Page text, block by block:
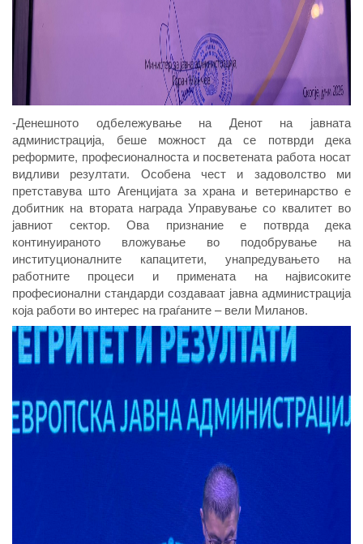
-Денешното одбележување на Денот на јавната
администрација, беше можност да се потврди дека
реформите, професионалноста и посветената работа носат
видливи резултати.
Особена чест и задоволство ми
претставува што Агенцијата за храна и ветеринарство е
добитник на втората наградаУправување со квалитет во
јавниот сектор. Ова признание е потврда дека
континуираното вложување во подобрување на
институционалните капацитети, унапредувањето на
работните процеси и примената на највисоките
професионални стандарди создаваат јавна администрација
која работи во интерес на граѓаните– вели Миланов.